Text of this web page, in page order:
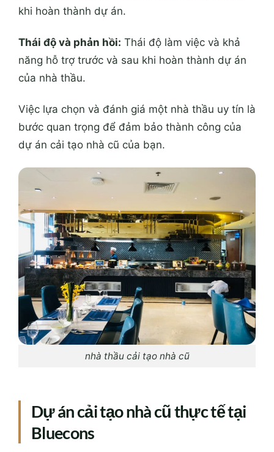
khi hoàn thành dự án.
Thái độ và phản hồi: Thái độ làm việc và khả
năng hỗ trợ trước và sau khi hoàn thành dự án
của nhà thầu.
Việc lựa chọn và đánh giá một nhà thầu uy tín là
bước quan trọng để đảm bảo thành công của
dự án cải tạo nhà cũ của bạn.
nhà thầu cải tạo nhà cũ
Dự án cải tạo nhà cũ thực tế tại
Bluecons